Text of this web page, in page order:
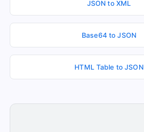
JSON to XML
Base64 to JSON
HTML Table to JSON